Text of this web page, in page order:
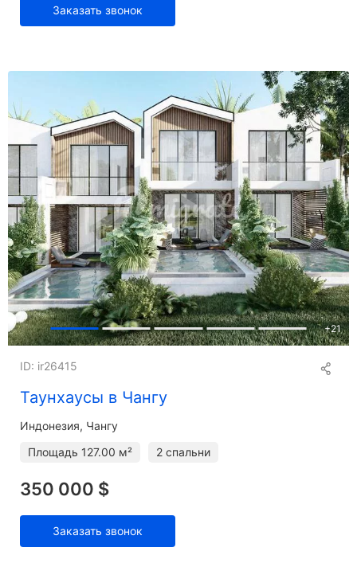
Заказать звонок
+21
Таунхаусы в Чангу
ID: ir26415
Индонезия, Чангу
Площадь 127.00 м² 2 спальни
350 000 $
Заказать звонок